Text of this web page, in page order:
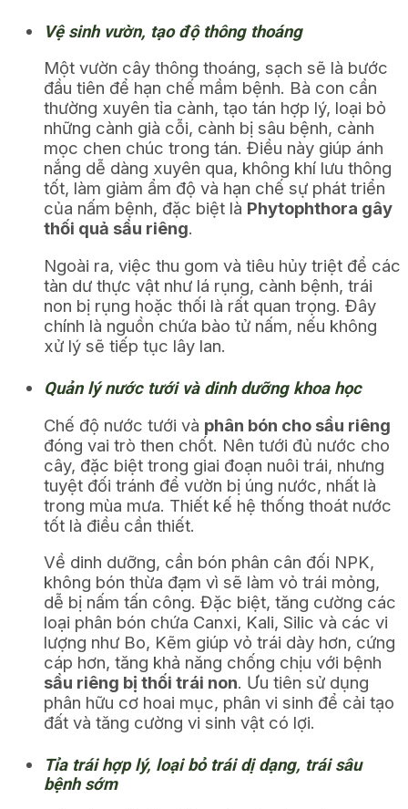
Vệ sinh vườn, tạo độ thông thoáng
Một vườn cây thông thoáng, sạch sẽ là bước
đầu tiên để hạn chế mầm bệnh. Bà con cần
thường xuyên tỉa cành, tạo tán hợp lý, loại bỏ
những cành già cỗi, cành bị sâu bệnh, cành
mọc chen chúc trong tán. Điều này giúp ánh
nắng dễ dàng xuyên qua, không khí lưu thông
tốt, làm giảm ẩm độ và hạn chế sự phát triển
của nấm bệnh, đặc biệt là Phytophthora gây
thối quả sầu riêng.
Ngoài ra, việc thu gom và tiêu hủy triệt để các
tàn dư thực vật như lá rụng, cành bệnh, trái
non bị rụng hoặc thối là rất quan trọng. Đây
chính là nguồn chứa bào tử nấm, nếu không
xử lý sẽ tiếp tục lây lan.
Quản lý nước tưới và dinh dưỡng khoa học
Chế độ nước tưới và phân bón cho sầu riêng
đóng vai trò then chốt. Nên tưới đủ nước cho
cây, đặc biệt trong giai đoạn nuôi trái, nhưng
tuyệt đối tránh để vườn bị úng nước, nhất là
trong mùa mưa. Thiết kế hệ thống thoát nước
tốt là điều cần thiết.
Về dinh dưỡng, cần bón phân cân đối NPK,
không bón thừa đạm vì sẽ làm vỏ trái mỏng,
dễ bị nấm tấn công. Đặc biệt, tăng cường các
loại phân bón chứa Canxi, Kali, Silic và các vi
lượng như Bo, Kẽm giúp vỏ trái dày hơn, cứng
cáp hơn, tăng khả năng chống chịu với bệnh
sầu riêng bị thối trái non. Ưu tiên sử dụng
phân hữu cơ hoai mục, phân vi sinh để cải tạo
đất và tăng cường vi sinh vật có lợi.
Tỉa trái hợp lý, loại bỏ trái dị dạng, trái sâu
bệnh sớm